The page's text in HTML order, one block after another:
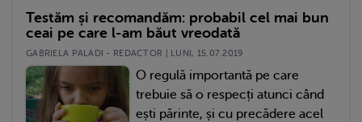
Testăm și recomandăm: probabil cel mai bun
ceai pe care l-am băut vreodată
GABRIELA PALADI - REDACTOR | LUNI, 15.07.2019
O regulă importantă pe care
trebuie să o respecți atunci când
ești părinte, și cu precădere acel